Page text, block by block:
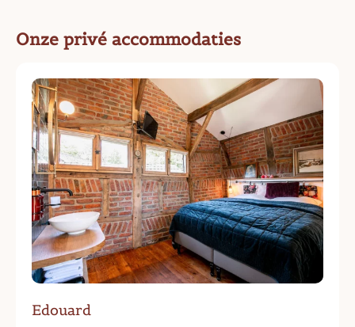
Onze privé accommodaties
Edouard